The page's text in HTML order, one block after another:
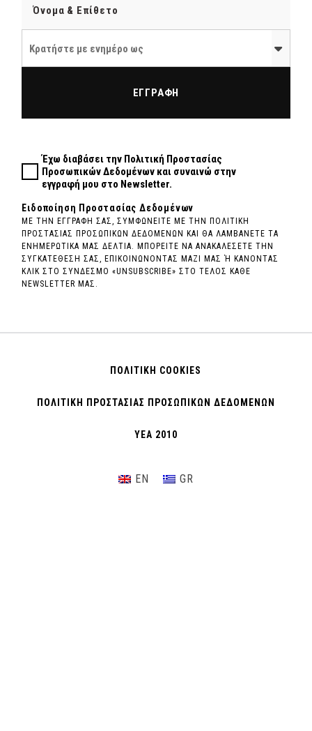
Κρατήστε με ενημέρο ως
Έχω διαβάσει την Πολιτική Προστασίας
Προσωπικών Δεδομένων και συναινώ στην
εγγραφή μου στο Newsletter.
ΕΓΓΡΑΦΗ
Ειδοποίηση Προστασίας Δεδομένων
ΜΕ ΤΗΝ ΕΓΓΡΑΦΗ ΣΑΣ, ΣΥΜΦΩΝΕΙΤΕ ΜΕ ΤΗΝ ΠΟΛΙΤΙΚΗ
ΠΡΟΣΤΑΣΙΑΣ ΠΡΟΣΩΠΙΚΩΝ ΔΕΔΟΜΕΝΩΝ ΚΑΙ ΘΑ ΛΑΜΒΑΝΕΤΕ ΤΑ
ΕΝΗΜΕΡΩΤΙΚΑ ΜΑΣ ΔΕΛΤΙΑ. ΜΠΟΡΕΙΤΕ ΝΑ ΑΝΑΚΑΛΕΣΕΤΕ ΤΗΝ
ΣΥΓΚΑΤΕΘΕΣΗ ΣΑΣ, ΕΠΙΚΟΙΝΩΝΟΝΤΑΣ ΜΑΖΙ ΜΑΣ Ή ΚΑΝΟΝΤΑΣ
ΚΛΙΚ ΣΤΟ ΣΥΝΔΕΣΜΟ «UNSUBSCRIBE» ΣΤΟ ΤΕΛΟΣ ΚΑΘΕ
NEWSLETTER ΜΑΣ.
ΠΟΛΙΤΙΚΗ COOKIES
ΠΟΛΙΤΙΚΗ ΠΡΟΣΤΑΣΙΑΣ ΠΡΟΣΩΠΙΚΩΝ ΔΕΔΟΜΕΝΩΝ
ΥΕΑ 2010
EN GR